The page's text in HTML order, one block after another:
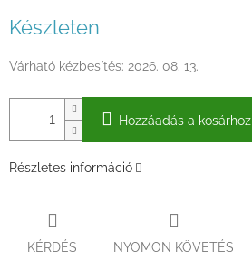
Készleten
Várható kézbesítés: 2026. 08. 13.
Hozzáadás a kosárhoz
Részletes információ
KÉRDÉS NYOMON KÖVETÉS